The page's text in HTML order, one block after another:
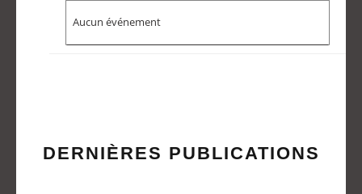
Aucun événement
DERNIÈRES PUBLICATIONS